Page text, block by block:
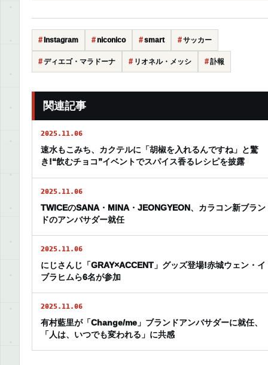
Instagram niconico smart サッカー
ディエゴ・マラドーナ リオネル・メッシ 訃報
関連記事
2025.11.06
速水もこみち、カクテルに「胡椒を入れるんですね」と驚
き!“飲むチョコ”イベントでスパイス香るレシピを披露
2025.11.06
TWICEのSANA・MINA・JEONGYEON、カラコン新ブラン
ドのアンバサダー就任
2025.11.06
にじさんじ「GRAY×ACCENT」グッズ登場!赤城ウェン・イ
ブラヒムら6名が参加
2025.11.06
有村藍里が「Change/me」ブランドアンバサダーに就任、
「人は、いつでも変われる」に共感